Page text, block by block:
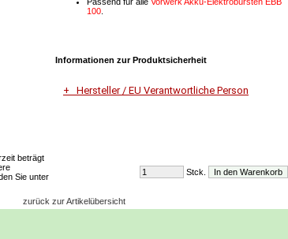
100
Informationen zur Produktsicherheit
Hersteller / EU Verantwortliche Person
42270 Wuppertal
beträgt
Sie unter
Stck.
zurück zur Artikelübersicht